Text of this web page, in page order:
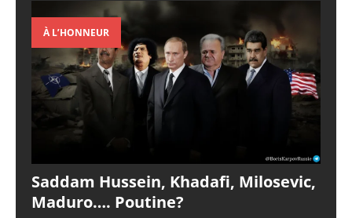
À L’HONNEUR
Saddam Hussein, Khadafi, Milosevic,
Maduro…. Poutine?